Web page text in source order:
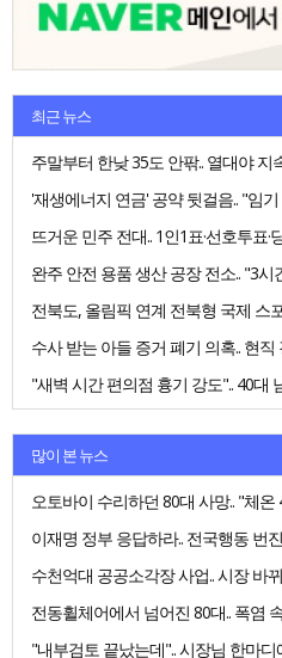
최근 뉴스
주말부터 한낮 35도 안팎.. 열대야 지
'재생에너지 연금' 공약 뒷걸음.. "임
뜨거운 민주 전대.. 1인1표·선호투표·
완주 안전 용품 생산 공장 전소.. "3시
전북도, 올림픽 연계 전북형 국제 스
수사 받는 아들 증거 폐기 의혹.. 현
"새벽 시간 편의점 흉기 강도".. 40대
많이 본 뉴스
오토바이 수리하던 80대 사망.. "체
이재명 정부 응답하라.. 전국행동 번
수천억대 공공소각장 사업.. 시장 바
전동휠체어에서 넘어진 80대.. 폭염
"내부검토 끝났는데".. 시장님 한마